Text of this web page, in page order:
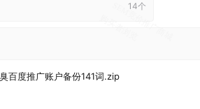
14个
百度推广账户备份141词.zip